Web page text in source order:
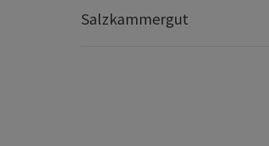
Salzkammergut